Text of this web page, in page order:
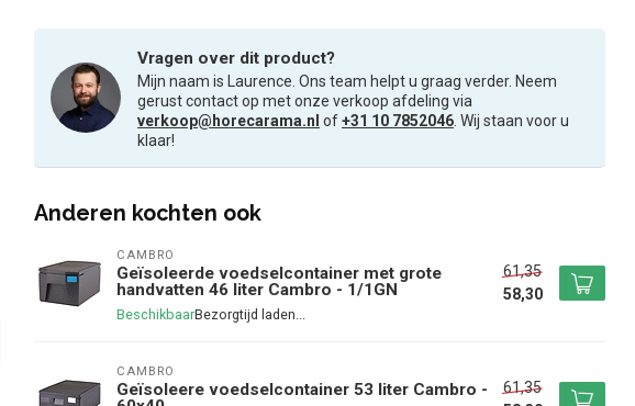
Vragen over dit product?
Mijn naam is Laurence. Ons team helpt u graag verder. Neem
gerust contact op met onze verkoop afdeling via
verkoop@horecarama.nl of+31 10 7852046 . Wij staan voor u
klaar!
Anderen kochten ook
CAMBRO
Geïsoleerde voedselcontainer met grote
handvatten 46 liter Cambro - 1/1GN
Beschikbaar
61,35
58,30
CAMBRO
Geïsoleere voedselcontainer 53 liter Cambro -
61,35